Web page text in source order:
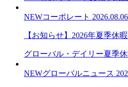
NEWコーポレート 2026.08.06
【お知らせ】2026年夏季休
グローバル・デイリー夏季
NEWグローバルニュース